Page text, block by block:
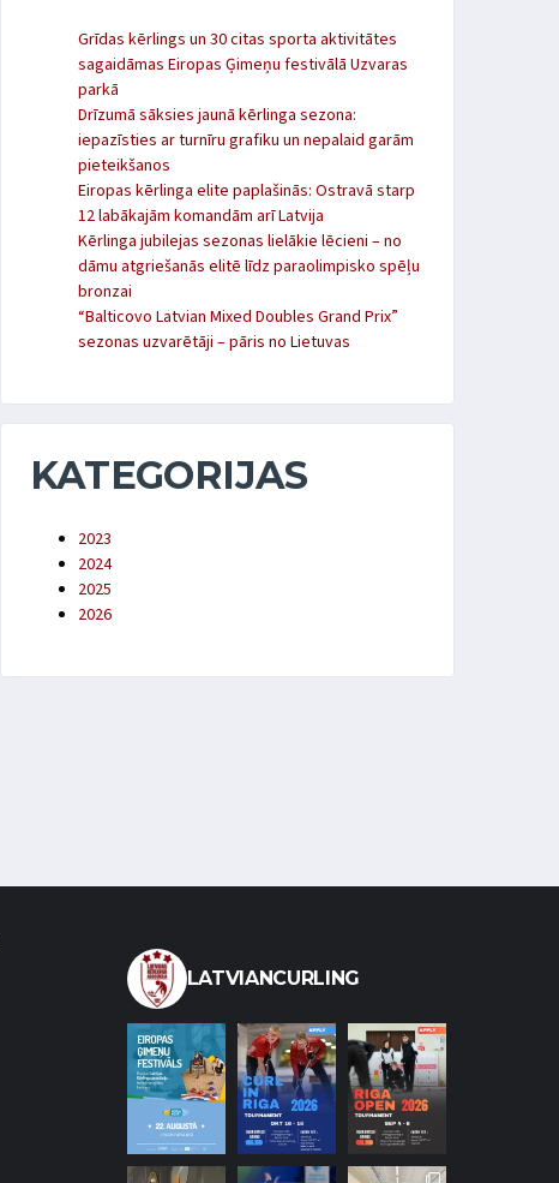
Grīdas kērlings un 30 citas sporta aktivitātes
sagaidāmas Eiropas Ģimeņu festivālā Uzvaras
parkā
Drīzumā sāksies jaunā kērlinga sezona:
iepazīsties ar turnīru grafiku un nepalaid garām
pieteikšanos
Eiropas kērlinga elite paplašinās: Ostravā starp
12 labākajām komandām arī Latvija
Kērlinga jubilejas sezonas lielākie lēcieni – no
dāmu atgriešanās elitē līdz paraolimpisko spēļu
bronzai
“Balticovo Latvian Mixed Doubles Grand Prix”
sezonas uzvarētāji – pāris no Lietuvas
KATEGORIJAS
2023
2024
2025
2026
LATVIANCURLING